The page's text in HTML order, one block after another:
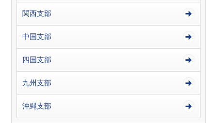
関西支部
中国支部
四国支部
九州支部
沖縄支部